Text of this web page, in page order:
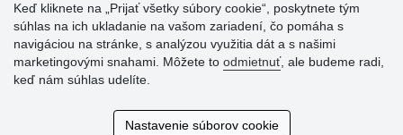
Hodnotenia
zákazníkov
Ústretovosť, pohotovosť. Som spokojná.
Keď kliknete na „Prijať všetky súbory cookie“, poskytnete tým
súhlas na ich ukladanie na vašom zariadení, čo pomáha s
navigáciou na stránke, s analýzou využitia dát a s našimi
marketingovými snahami. Môžete to odmietnuť, ale budeme radi,
keď nám súhlas udelíte.
Nastavenie súborov cookie